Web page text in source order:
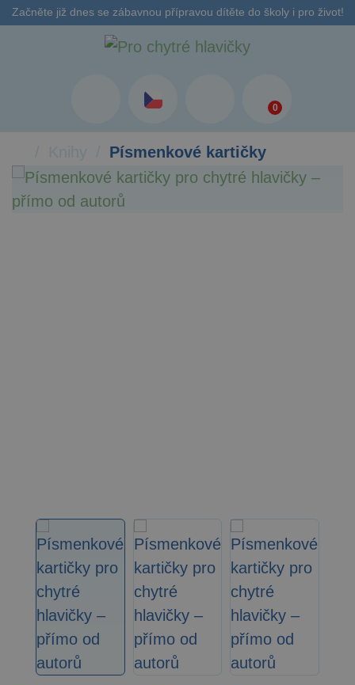
Začněte již dnes se zábavnou přípravou dítěte do školy i pro život!
0
Písmenkové kartičky